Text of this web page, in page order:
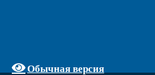
Обычная версия